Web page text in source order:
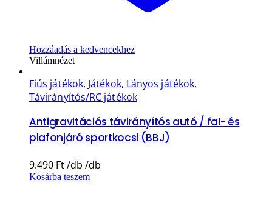
Hozzáadás a kedvencekhez
Villámnézet
Fiús játékok, Játékok, Lányos játékok,
Távirányítós/RC játékok
Antigravitációs távirányítós autó / fal- és
plafonjáró sportkocsi (BBJ)
9.490 Ft
Kosárba teszem